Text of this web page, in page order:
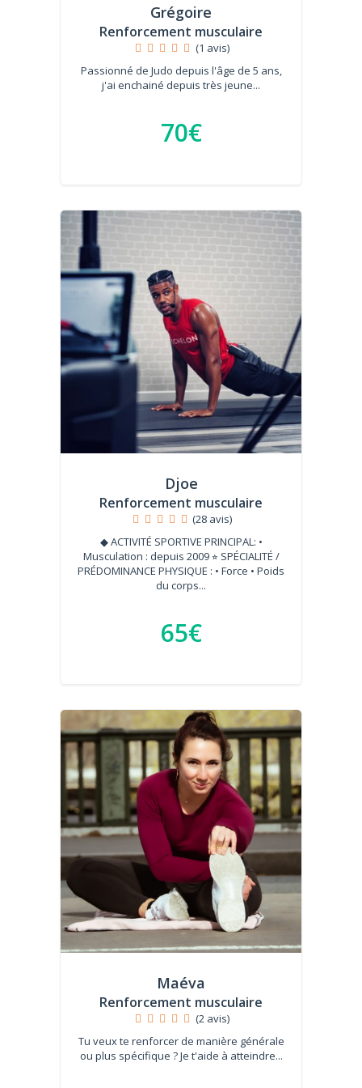
Grégoire
Renforcement musculaire
(1 avis)
Passionné de Judo depuis l'âge de 5 ans,
j'ai enchainé depuis très jeune...
70€
Djoe
Renforcement musculaire
(28 avis)
◆ ACTIVITÉ SPORTIVE PRINCIPAL: •
Musculation : depuis 2009 ⭐︎ SPÉCIALITÉ /
PRÉDOMINANCE PHYSIQUE : • Force • Poids
du corps...
65€
Maéva
Renforcement musculaire
(2 avis)
Tu veux te renforcer de manière générale
ou plus spécifique ? Je t'aide à atteindre...